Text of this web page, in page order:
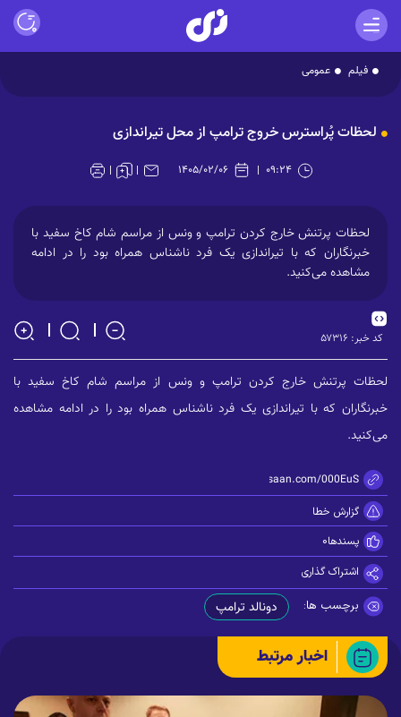
فیلم عمومی
Video
لحظات پُراسترس خروج ترامپ از محل تیراندازی
۰۹:۲۴ ۱۴۰۵/۰۲/۰۶
لحظات پرتنش خارج کردن ترامپ و ونس از مراسم شام کاخ سفید با
خبرنگاران که با تیراندازی یک فرد ناشناس همراه بود را در ادامه
مشاهده می‌کنید.
کد خبر: ۵۷۳۱۶
لحظات پرتنش خارج کردن ترامپ و ونس از مراسم شام کاخ سفید با
خبرنگاران که با تیراندازی یک فرد ناشناس همراه بود را در ادامه مشاهده
می‌کنید.
https://zisaan.com/000EuS
گزارش خطا
پسندها0
اشتراک گذاری
برچسب ها: دونالد ترامپ
اخبار مرتبط